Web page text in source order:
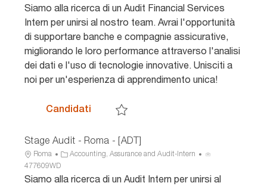
a
t
g
o
r
i
D
n
u
n
c
Siamo alla ricerca di un Audit Financial Services
Intern per unirsi al nostro team. Avrai l'opportunità
di supportare banche e compagnie assicurative,
migliorando le loro performance attraverso l'analisi
dei dati e l'uso di tecnologie innovative. Unisciti a
noi per un'esperienza di apprendimento unica!
CandidatiStage Audit Financial Services -
Stage Audit - Roma - [ADT]
U
b
i
Roma
C
a
t
Accounting, Assurance and Audit-Intern
a
477609WD
Siamo alla ricerca di un Audit Intern per unirsi al